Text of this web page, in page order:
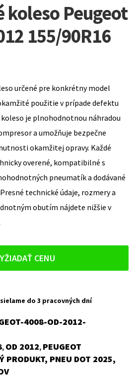
koleso Peugeot
155/90R16
určené pre konkrétny model
použitie v prípade defektu
je plnohodnotnou náhradou
a umožňuje bezpečne
okamžitej opravy. Každé
overené, kompatibilné s
pneumatík a dodávané
technické údaje, rozmery a
obutím nájdete nižšie v
CENU
do 3 pracovných dní
4008-OD-2012-
, OD 2012, PEUGEOT
PRODUKT, PNEU DOT 2025,